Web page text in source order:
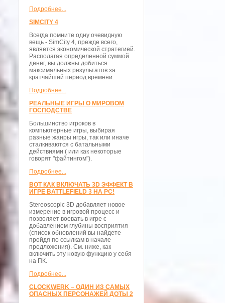
Подробнее...
SIMCITY 4
Всегда помните одну очевидную
вещь - SimCity 4, прежде всего,
является экономической стратегией.
Располагая определенной суммой
денег, вы должны добиться
максимальных результатов за
кратчайший период времени.
Подробнее...
РЕАЛЬНЫЕ ИГРЫ О МИРОВОМ
ГОСПОДСТВЕ
Большинство игроков в
компьютерные игры, выбирая
разные жанры игры, так или иначе
сталкиваются с батальными
действиями ( или как некоторые
говорят "файтингом").
Подробнее...
ВОТ КАК ВКЛЮЧАТЬ 3D ЭФФЕКТ В
ИГРЕ BATTLEFIELD 3 НА PC!
Stereoscopic 3D добавляет новое
измерение в игровой процесс и
позволяет воевать в игре с
добавлением глубины восприятия
(список обновлений вы найдете
пройдя по ссылкам в начале
предложения). См. ниже, как
включить эту новую функцию у себя
на ПК.
Подробнее...
CLOCKWERK – ОДИН ИЗ САМЫХ
ОПАСНЫХ ПЕРСОНАЖЕЙ ДОТЫ 2